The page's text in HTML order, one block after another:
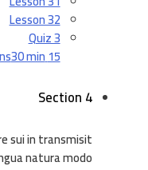
Lesson 32
Quiz 3
15 questions
30 min
Section 4
sui in transmisit
natura modo